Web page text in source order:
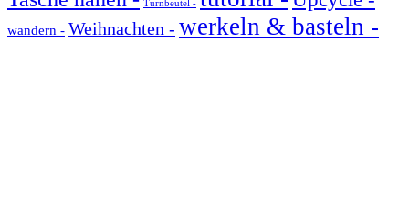
Turnbeutel -
wandern - Weihnachten - werkeln & basteln -